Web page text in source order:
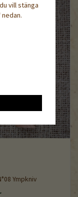
Ympkniv
vill stänga